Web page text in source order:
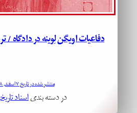
دفاعیات اویگن لِوینه در دادگاه
منتشر شده در تاریخ ۷ اسفند, ۱۳۹۸
در دسته بندیاسناد